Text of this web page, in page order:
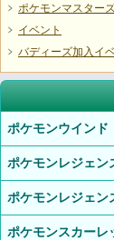
ポケモンマスター
イベント
バディーズ加入イ
ポケモンウインド
ポケモンレジェン
ポケモンレジェン
ポケモンスカーレ